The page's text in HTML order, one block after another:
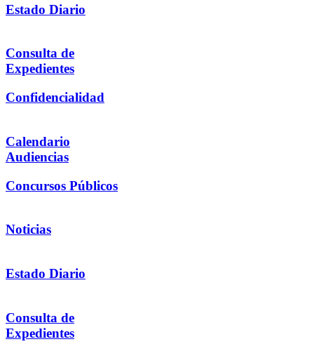
Estado Diario
Consulta de
Expedientes
Confidencialidad
Calendario
Audiencias
Concursos Públicos
Noticias
Estado Diario
Consulta de
Expedientes